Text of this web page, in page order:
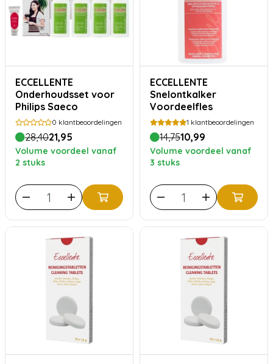
ECCELLENTE
Onderhoudsset voor
Philips Saeco
0 klantbeoordelingen
28,4021,95
Volume voordeel vanaf
2 stuks
ECCELLENTE
Snelontkalker
Voordeelfles
1 klantbeoordelingen
14,7510,99
Volume voordeel vanaf
3 stuks